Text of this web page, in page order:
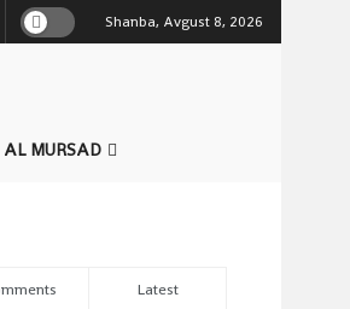
Shanba, Avgust 8, 2026
AL MURSAD
Latest